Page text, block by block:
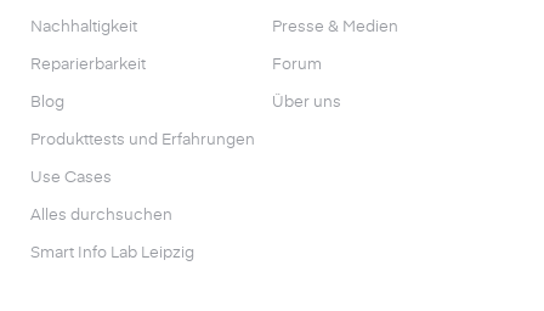
Nachhaltigkeit
Reparierbarkeit
Blog
Produkttests und Erfahrungen
Use Cases
Alles durchsuchen
Smart Info Lab Leipzig
Presse & Medien
Forum
Über uns